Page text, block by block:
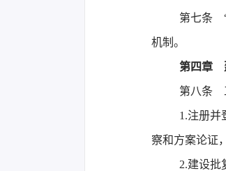
第七条 “
机制。
第四章
第八条
1.注册并
察和方案论证
2.建设批